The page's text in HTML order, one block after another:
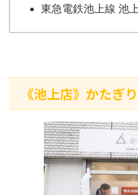
東急電鉄池上線 池
《池上店》かたぎ